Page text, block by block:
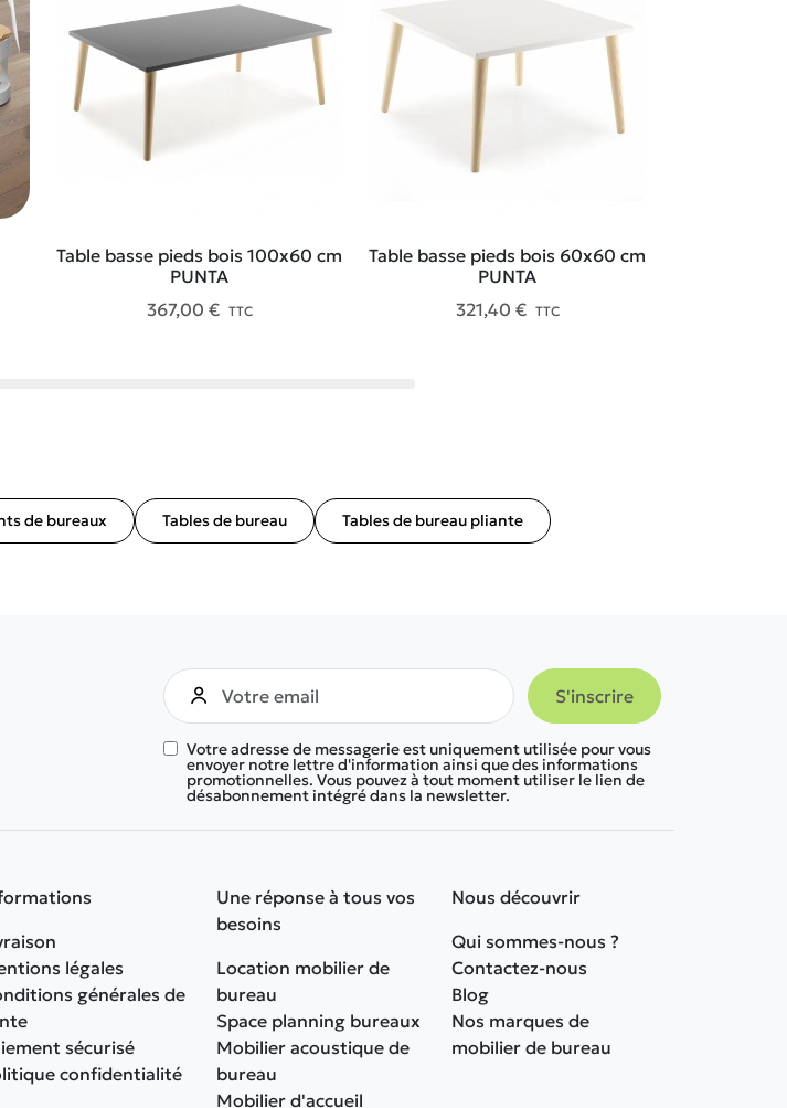
Table basse pieds bois 100x60 cm
PUNTA
367,00 € TTC
Table basse pieds bois 60x60 cm
PUNTA
321,40 € TTC
de bureaux Tables de bureau Tables de bureau pliante
Votre adresse de messagerie est uniquement utilisée pour vous
envoyer notre lettre d'information ainsi que des informations
promotionnelles. Vous pouvez à tout moment utiliser le lien de
désabonnement intégré dans la newsletter.
légales
générales de
sécurisé
confidentialité
Une réponse à tous vos
besoins
Location mobilier de
bureau
Space planning bureaux
Mobilier acoustique de
bureau
Mobilier d'accueil
Nous découvrir
Qui sommes-nous ?
Contactez-nous
Blog
Nos marques de
mobilier de bureau